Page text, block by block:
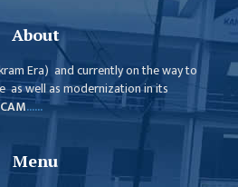
About
Era) and currently on the way to
as well as modernization in its
......
Menu